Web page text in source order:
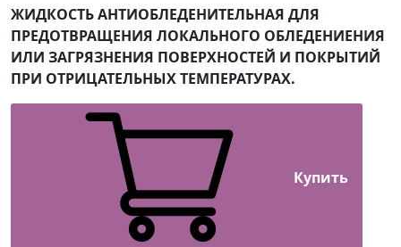
ЖИДКОСТЬ АНТИОБЛЕДЕНИТЕЛЬНАЯ ДЛЯ
ПРЕДОТВРАЩЕНИЯ ЛОКАЛЬНОГО ОБЛЕДЕНИЕНИЯ
ИЛИ ЗАГРЯЗНЕНИЯ ПОВЕРХНОСТЕЙ И ПОКРЫТИЙ
ПРИ ОТРИЦАТЕЛЬНЫХ ТЕМПЕРАТУРАХ.
Купить